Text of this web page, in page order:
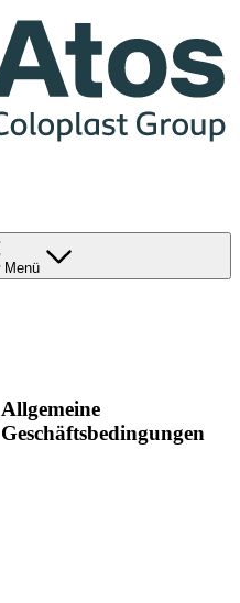
Menü
Allgemeine
Geschäftsbedingungen